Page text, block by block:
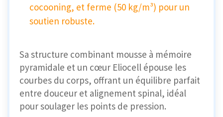
cocooning, et ferme (50 kg/m³) pour un
soutien robuste.
Sa structure combinant mousse à mémoire
pyramidale et un cœur Eliocell épouse les
courbes du corps, offrant un équilibre parfait
entre douceur et alignement spinal, idéal
pour soulager les points de pression.